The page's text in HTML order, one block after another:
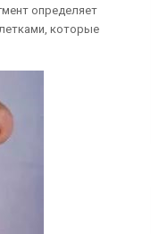
определяет
которые